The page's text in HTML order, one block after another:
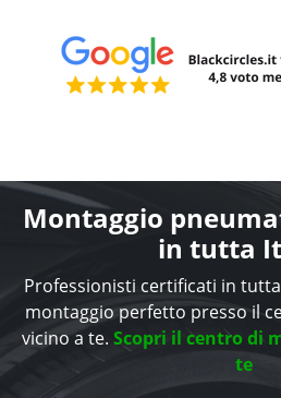
Montaggio
in tutta
Professionisti certificati in
montaggio perfetto presso il
vicino a te. Scopri il centro di
te